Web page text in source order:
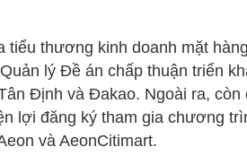
tiểu thương kinh doanh mặt
lý Đề án chấp thuận triển
Định và Đakao. Ngoài ra, còn
lợi đăng ký tham gia chương
và AeonCitimart.